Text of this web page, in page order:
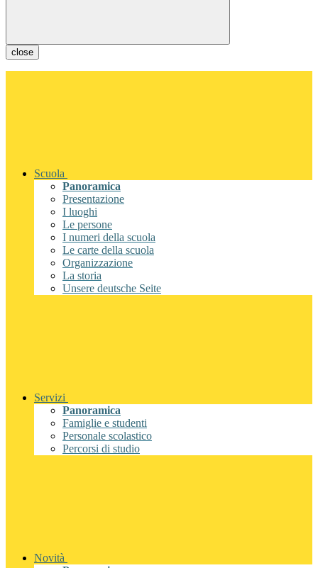
close
Scuola
Panoramica
Presentazione
I luoghi
Le persone
I numeri della scuola
Le carte della scuola
Organizzazione
La storia
Unsere deutsche Seite
Servizi
Panoramica
Famiglie e studenti
Personale scolastico
Percorsi di studio
Novità